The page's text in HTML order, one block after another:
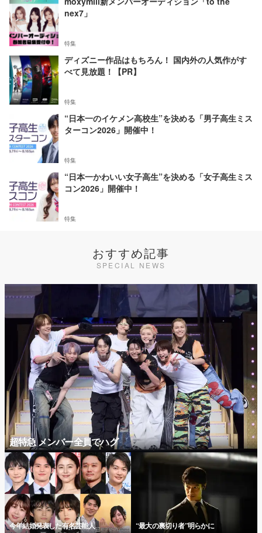
nex7」
特集
ディズニー作品はもちろん！ 国内外の人気作がす
べて見放題！【PR】
特集
“日本一のイケメン高校生”を決める「男子高生ミス
ターコン2026」開催中！
特集
“日本一かわいい女子高生”を決める「女子高生ミス
コン2026」開催中！
特集
おすすめ記事
SPECIAL NEWS
超特急 メンバー全員でハグ
今年結婚発表した有名芸能人 “最大の裏切り者”明らかに